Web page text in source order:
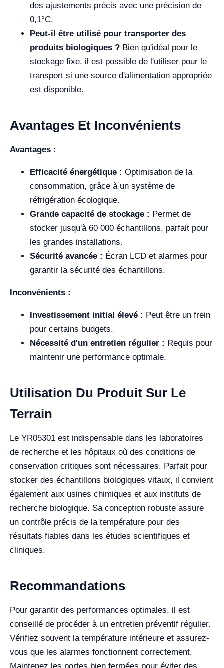
des ajustements précis avec une précision de
0,1°C.
Peut-il être utilisé pour transporter des
produits biologiques ? Bien qu'idéal pour le
stockage fixe, il est possible de l'utiliser pour le
transport si une source d'alimentation appropriée
est disponible.
Avantages Et Inconvénients
Avantages :
Efficacité énergétique : Optimisation de la
consommation, grâce à un système de
réfrigération écologique.
Grande capacité de stockage : Permet de
stocker jusqu'à 60 000 échantillons, parfait pour
les grandes installations.
Sécurité avancée : Écran LCD et alarmes pour
garantir la sécurité des échantillons.
Inconvénients :
Investissement initial élevé : Peut être un frein
pour certains budgets.
Nécessité d'un entretien régulier : Requis pour
maintenir une performance optimale.
Utilisation Du Produit Sur Le
Terrain
Le YR05301 est indispensable dans les laboratoires
de recherche et les hôpitaux où des conditions de
conservation critiques sont nécessaires. Parfait pour
stocker des échantillons biologiques vitaux, il convient
également aux usines chimiques et aux instituts de
recherche biologique. Sa conception robuste assure
un contrôle précis de la température pour des
résultats fiables dans les études scientifiques et
cliniques.
Recommandations
Pour garantir des performances optimales, il est
conseillé de procéder à un entretien préventif régulier.
Vérifiez souvent la température intérieure et assurez-
vous que les alarmes fonctionnent correctement.